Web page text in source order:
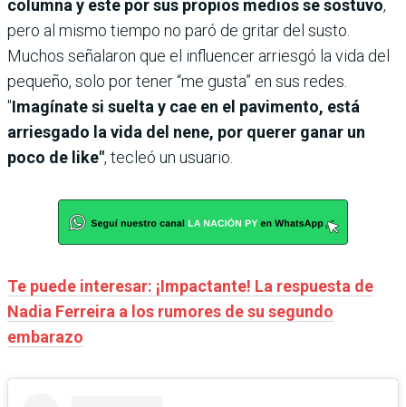
columna y este por sus propios medios se sostuvo,
pero al mismo tiempo no paró de gritar del susto.
Muchos señalaron que el influencer arriesgó la vida del
pequeño, solo por tener “me gusta” en sus redes.
"Imagínate si suelta y cae en el pavimento, está
arriesgado la vida del nene, por querer ganar un
poco de like", tecleó un usuario.
Te puede interesar: ¡Impactante! La respuesta de
Nadia Ferreira a los rumores de su segundo
embarazo